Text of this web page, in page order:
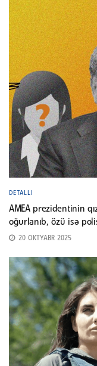
DETALLI
AMEA prezidentinin
oğurlanıb, özü isə
20 OKTYABR 2025